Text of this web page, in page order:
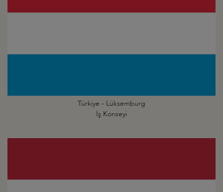
Türkiye - Lüksemburg
İş Konseyi